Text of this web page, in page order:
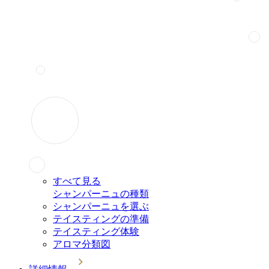
すべて見る
シャンパーニュの種類
シャンパーニュを選ぶ
テイスティングの準備
テイスティング体験
アロマ分類図